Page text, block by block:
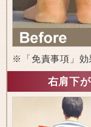
※「免責事項」効
右肩下